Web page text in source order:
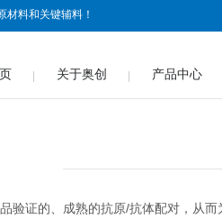
材料和关键辅料！
关于奥创 产品中心
验证的、成熟的抗原/抗体配对，从而